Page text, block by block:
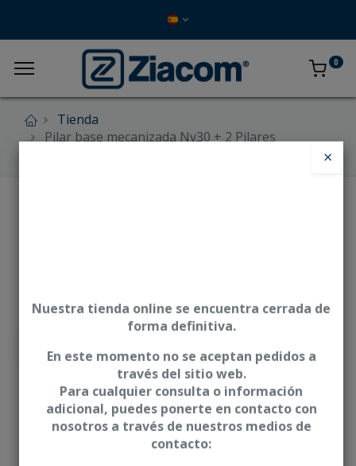
0
Tienda
Pilar base mecanizada Nv30 + 2 Pilares
×
Nuestra tienda online se encuentra cerrada de
forma definitiva.
En este momento no se aceptan pedidos a
través del sitio web.
Para cualquier consulta o información
adicional, puedes ponerte en contacto con
nosotros a través de nuestros medios de
contacto: